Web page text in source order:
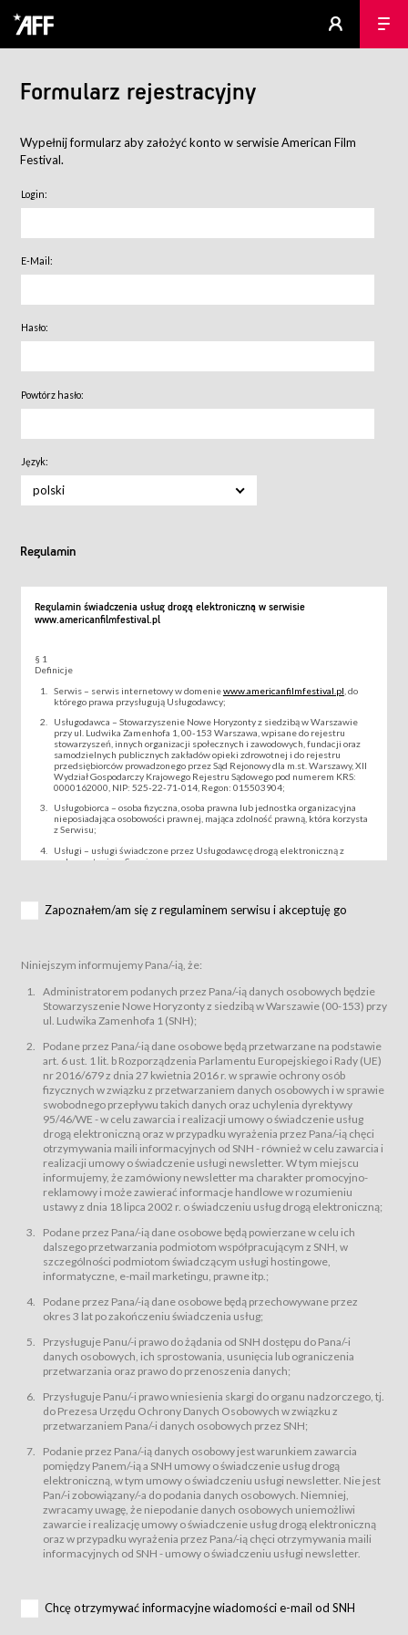
Formularz rejestracyjny
Wypełnij formularz aby założyć konto w serwisie American Film
Festival.
Login:
E-Mail:
Hasło:
Powtórz hasło:
Język:
polski
Regulamin
Regulamin świadczenia usług drogą elektroniczną w serwisie
www.americanfilmfestival.pl
§ 1
Definicje
Serwis – serwis internetowy w domeniewww.americanfilmfestival.pl , do
którego prawa przysługują Usługodawcy;
Usługodawca – Stowarzyszenie Nowe Horyzonty z siedzibą w Warszawie
przy ul. Ludwika Zamenhofa 1, 00-153 Warszawa, wpisane do rejestru
stowarzyszeń, innych organizacji społecznych i zawodowych, fundacji oraz
samodzielnych publicznych zakładów opieki zdrowotnej i do rejestru
przedsiębiorców prowadzonego przez Sąd Rejonowy dla m.st. Warszawy, XII
Wydział Gospodarczy Krajowego Rejestru Sądowego pod numerem KRS:
0000162000, NIP: 525-22-71-014, Regon: 015503904;
Usługobiorca – osoba fizyczna, osoba prawna lub jednostka organizacyjna
nieposiadająca osobowości prawnej, mająca zdolność prawną, która korzysta
z Serwisu;
Usługi – usługi świadczone przez Usługodawcę drogą elektroniczną z
wykorzystaniem Serwisu;
za pośrednictwem Serwisu;
podmiotom z branży mediów i filmowej (Akredytacje);
Bilety – wybrane dokumenty potwierdzające zawarcie umowy z
Usługodawcą i uprawniające do wzięcia udziału w Wydarzeniu,
przewidziane przez Usługodawcę dla danego Wydarzenia, tj. uprawniające
do uczestnictwa w wielu albo w pojedynczych seansach filmowych,
Sklep – sklep internetowy prowadzony przez Usługodawcę w Serwisie;
Regulamin – niniejszy regulamin.
§ 2
Postanowienia ogólne
Regulamin określa zasady:
świadczenia Usługobiorcom Usług przez Usługodawcę, z
zastrzeżeniem usług, o których mowa w ust. 2 pkt. 4 i 5 poniżej, których
zasady świadczenia precyzują odrębne regulaminy,
przetwarzania przez Usługodawcę danych osobowych Usługobiorców
będących osobami fizycznymi.
świadczy Usługi drogą elektroniczną w rozumieniu ustawy z dnia 18 lipca
2002 r. o świadczeniu usług drogą elektroniczną (Dz.U. z 2002 r., Nr 144, poz.
1204, z późń. zm.). Usługi świadczone są nieodpłatnie.
usługę przeglądania i odczytywania przez Usługobiorców materiałów
zamieszczanych w Serwisie,
usługę utrzymywania konta użytkownika w Serwisie,
usługę newsletter,
usługę zawierania na odległość umów nabycia Karnetów i Biletów,
usługę zawierania na odległość umów sprzedaży w Sklepie.
dnia 18 lipca 2002 r. o świadczeniu usług drogą elektroniczną (Dz.U. z 2002
r., Nr 144, poz. 1204, z późń. zm.). Usługi świadczone są nieodpłatnie.
Na zasadach określonych w Regulaminie dostęp do Serwisu jest otwarty dla
Usługobiorca przed rozpoczęciem korzystania z Serwisu jest zobowiązany
zapoznać się z Regulaminem. Założenie konta w Serwisie oraz zamówienie
usługi newsletter za pośrednictwem przeznaczonego do tego formularza
zamieszczonego na stronach Serwisu dostępnych dla wszystkich
Usługobiorców wymaga akceptacji postanowień Regulaminu.
Usługobiorca zobowiązany jest do przestrzegania postanowień Regulaminu
od chwili rozpoczęcia korzystania z Serwisu.
Regulamin jest udostępniony Usługobiorcom nieodpłatnie za
Warunki techniczne korzystania z Usług
Zapoznałem/am się z regulaminem serwisu i akceptuję go
Niniejszym informujemy Pana/-ią, że:
Administratorem podanych przez Pana/-ią danych osobowych będzie
Stowarzyszenie Nowe Horyzonty z siedzibą w Warszawie (00-153) przy
ul. Ludwika Zamenhofa 1 (SNH);
Podane przez Pana/-ią dane osobowe będą przetwarzane na podstawie
art. 6 ust. 1 lit. b Rozporządzenia Parlamentu Europejskiego i Rady (UE)
nr 2016/679 z dnia 27 kwietnia 2016 r. w sprawie ochrony osób
fizycznych w związku z przetwarzaniem danych osobowych i w sprawie
swobodnego przepływu takich danych oraz uchylenia dyrektywy
95/46/WE - w celu zawarcia i realizacji umowy o świadczenie usług
drogą elektroniczną oraz w przypadku wyrażenia przez Pana/-ią chęci
otrzymywania maili informacyjnych od SNH - również w celu zawarcia i
realizacji umowy o świadczenie usługi newsletter. W tym miejscu
informujemy, że zamówiony newsletter ma charakter promocyjno-
reklamowy i może zawierać informacje handlowe w rozumieniu
ustawy z dnia 18 lipca 2002 r. o świadczeniu usług drogą elektroniczną;
Podane przez Pana/-ią dane osobowe będą powierzane w celu ich
dalszego przetwarzania podmiotom współpracującym z SNH, w
szczególności podmiotom świadczącym usługi hostingowe,
informatyczne, e-mail marketingu, prawne itp.;
Podane przez Pana/-ią dane osobowe będą przechowywane przez
okres 3 lat po zakończeniu świadczenia usług;
Przysługuje Panu/-i prawo do żądania od SNH dostępu do Pana/-i
danych osobowych, ich sprostowania, usunięcia lub ograniczenia
przetwarzania oraz prawo do przenoszenia danych;
Przysługuje Panu/-i prawo wniesienia skargi do organu nadzorczego, tj.
do Prezesa Urzędu Ochrony Danych Osobowych w związku z
przetwarzaniem Pana/-i danych osobowych przez SNH;
Podanie przez Pana/-ią danych osobowy jest warunkiem zawarcia
pomiędzy Panem/-ią a SNH umowy o świadczenie usług drogą
elektroniczną, w tym umowy o świadczeniu usługi newsletter. Nie jest
Pan/-i zobowiązany/-a do podania danych osobowych. Niemniej,
zwracamy uwagę, że niepodanie danych osobowych uniemożliwi
zawarcie i realizację umowy o świadczenie usług drogą elektroniczną
oraz w przypadku wyrażenia przez Pana/-ią chęci otrzymywania maili
informacyjnych od SNH - umowy o świadczeniu usługi newsletter.
Chcę otrzymywać informacyjne wiadomości e-mail od SNH